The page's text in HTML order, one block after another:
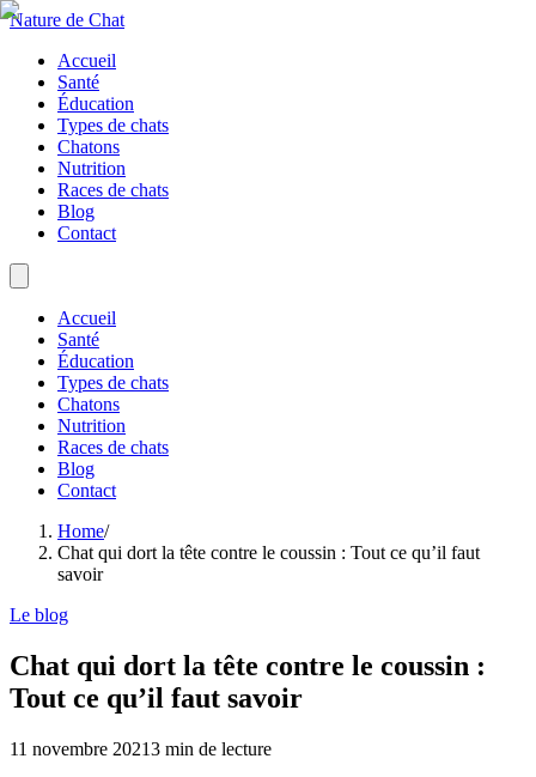
Nature de Chat
Accueil
Santé
Éducation
Types de chats
Chatons
Nutrition
Races de chats
Blog
Contact
Accueil
Santé
Éducation
Types de chats
Chatons
Nutrition
Races de chats
Blog
Contact
Home/
Chat qui dort la tête contre le coussin : Tout ce qu’il faut
savoir
Le blog
Chat qui dort la tête contre le coussin :
Tout ce qu’il faut savoir
11 novembre 20213 min de lecture